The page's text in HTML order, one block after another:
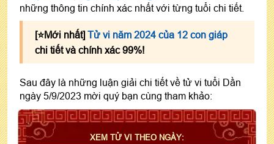
những thông tin chính xác nhất với từng tuổi chi tiết.
[⭐️Mới nhất] Tử vi năm 2024 của 12 con giáp
chi tiết và chính xác 99%!
Sau đây là những luận giải chi tiết về tử vi tuổi Dần
ngày 5/9/2023 mời quý bạn cùng tham khảo:
XEM TỬ VI THEO NGÀY: